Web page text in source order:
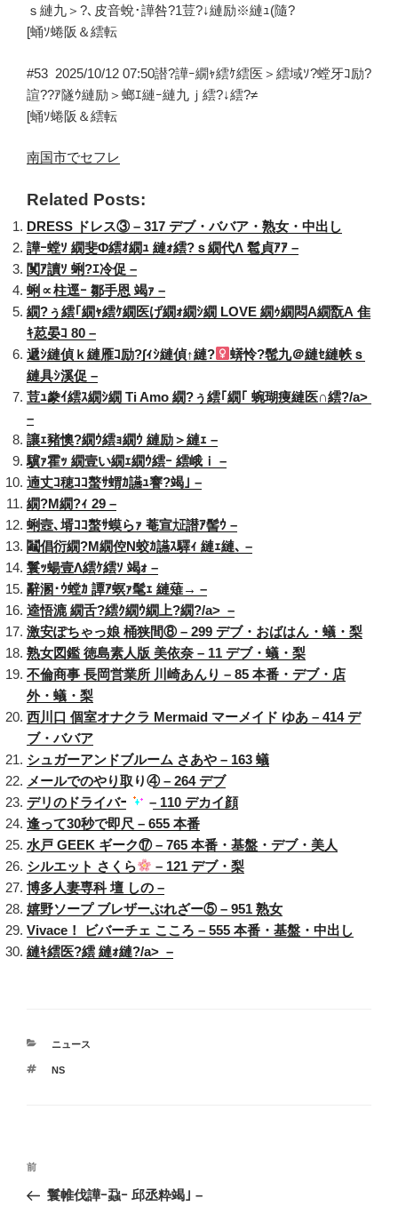
ｓ縺九＞?､皮音蛻･譁咎?1荳?↓縺励※縺ｭ(隨?
[蛹ｿ蜷阪＆繧転
#53 2025/10/12 07:50譛?譁ｰ繝ｬ繧ｹ繧医＞繧域ｿ?螳牙ｺ励?
諠??ｱ隧ｳ縺励＞螂ｴ縺ｰ縺九ｊ繧?↓繧?≠
[蛹ｿ蜷阪＆繧転
南国市でセフレ
Related Posts:
DRESS ドレス③ – 317 デブ・ババア・熟女・中出し
譁ｰ螳ｿ 繝斐Φ繧ｵ繝ｭ 縺ｫ繧?ｓ繝代Λ 髱貞ｱｱ –
闃ｱ讀ｿ 蜊?ｴ冷促 –
蜊∝柱逕ｰ 鄒手恩 竭ｧ –
繝?ぅ繧｢繝ｬ繧ｹ繝医げ繝ｫ繝ｼ繝 LOVE 繝ｩ繝悶Α繝翫Α 隹
ｷ荵晏ｺ 80 –
遞ｼ縺偵ｋ縺雁ｺ励?∫ｨｼ縺偵↑縺?
蠎怜?髢九＠縺ｾ縺帙ｓ
縺具ｼ溪促 –
荳ｭ豢ｲ繧ｽ繝ｼ繝 Ti Amo 繝?ぅ繧｢繝｢ 蜿瑚痩縺医∩繧?/a>
–
讓ｪ豬懊?繝ｳ繧ｮ繝ｳ 縺励＞縺ｪ –
驥ｧ霍ｯ 繝壹い繝ｪ繝ｳ繧ｰ 繧峨ｉ –
遖丈ｺ穂ｺｺ螯ｻ蝟ｶ讌ｭ謇?竭｣ –
繝?Μ繝?ｨ 29 –
蜊壼､壻ｺｺ螯ｻ蟆らｧ 菴宣㍽譛ｱ髻ｳ –
鬮倡衍繝?Μ繝倥Ν蛟ｶ讌ｽ驛ｨ 縺ｪ縺､ –
鬟ｯ蝪壹Λ繧ｹ繧ｿ 竭ｫ –
辭溷･ｳ螳ｶ 譚ｱ螟ｧ髦ｪ 縺薙→ –
逵悟漉 繝舌?繧ｸ繝ｳ繝上?繝?/a> –
激安ぽちゃっ娘 桶狭間⑧ – 299 デブ・おばはん・蟻・梨
熟女図鑑 徳島素人版 美依奈 – 11 デブ・蟻・梨
不倫商事 長岡営業所 川崎あんり – 85 本番・デブ・店
外・蟻・梨
西川口 個室オナクラ Mermaid マーメイド ゆあ – 414 デ
ブ・ババア
シュガーアンドブルーム さあや – 163 蟻
メールでのやり取り④ – 264 デブ
デリのドライバー
– 110 デカイ顔
逢って30秒で即尺 – 655 本番
水戸 GEEK ギーク⑰ – 765 本番・基盤・デブ・美人
シルエット さくら
– 121 デブ・梨
博多人妻専科 壇 しの –
嬉野ソープ ブレザーぶれざー⑤ – 951 熟女
Vivace！ ビバーチェ こころ – 555 本番・基盤・中出し
縺ｷ繧医?繧 縺ｫ縺?/a> –
カ
ゴ
ニュース
タ
NS
投
過
去
前
鬟帷伐譁ｰ蝨ｰ 邱丞粋竭｣ –